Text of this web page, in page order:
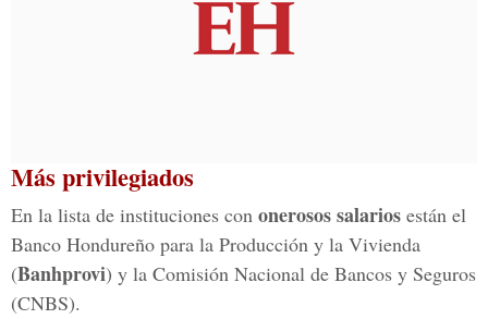
Más privilegiados
En la lista de instituciones con onerosos salarios están el
Banco Hondureño para la Producción y la Vivienda
(Banhprovi) y la Comisión Nacional de Bancos y Seguros
(CNBS).